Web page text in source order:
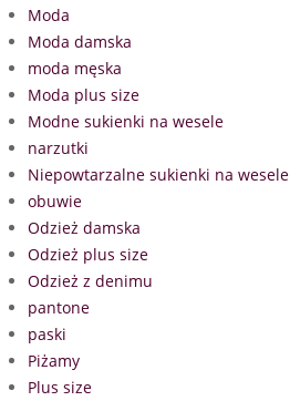
Moda
Moda damska
moda męska
Moda plus size
Modne sukienki na wesele
narzutki
Niepowtarzalne sukienki na wesele
obuwie
Odzież damska
Odzież plus size
Odzież z denimu
pantone
paski
Piżamy
Plus size